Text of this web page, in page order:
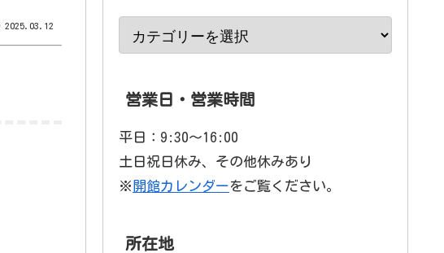
2025.03.12
営業日・営業時間
平日：9:30〜16:00
土日祝日休み、その他休みあり
※ 開館カレンダーをご覧ください。
所在地